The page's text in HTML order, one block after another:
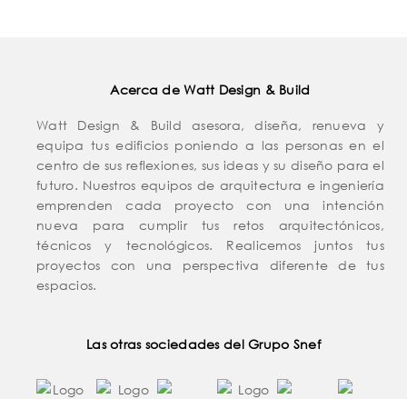
Acerca de Watt Design & Build
Watt Design & Build asesora, diseña, renueva y
equipa tus edificios poniendo a las personas en el
centro de sus reflexiones, sus ideas y su diseño para el
futuro. Nuestros equipos de arquitectura e ingeniería
emprenden cada proyecto con una intención
nueva para cumplir tus retos arquitectónicos,
técnicos y tecnológicos. Realicemos juntos tus
proyectos con una perspectiva diferente de tus
espacios.
Las otras sociedades del Grupo Snef